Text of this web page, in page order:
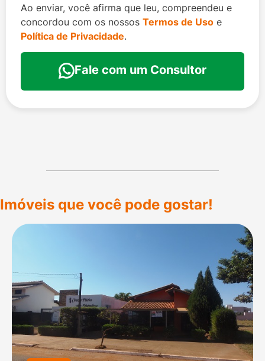
Ao enviar, você afirma que leu, compreendeu e
concordou com os nossos Termos de Uso e
Política de Privacidade.
Fale com um Consultor
Imóveis que você pode gostar!